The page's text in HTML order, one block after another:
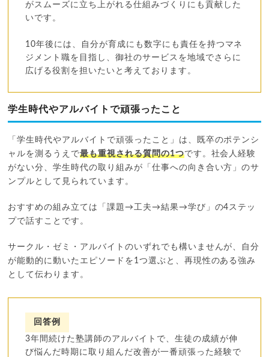
がスムーズに立ち上がれる仕組みづくりにも貢献した
いです。
10年後には、自分が育成にも数字にも責任を持つマネ
ジメント職を目指し、御社のサービスを地域でさらに
広げる役割を担いたいと考えております。
学生時代やアルバイトで頑張ったこと
「学生時代やアルバイトで頑張ったこと」は、既卒のポテンシ
ャルを測るうえで最も重視される質問の1つです。社会人経験
がない分、学生時代の取り組みが「仕事への向き合い方」のサ
ンプルとして見られています。
おすすめの組み立ては「課題→工夫→結果→学び」の4ステッ
プで話すことです。
サークル・ゼミ・アルバイトのいずれでも構いませんが、自分
が能動的に動いたエピソードを1つ選ぶと、再現性のある強み
として伝わります。
回答例
3年間続けた塾講師のアルバイトで、生徒の成績が伸
び悩んだ時期に取り組んだ改善が一番頑張った経験で